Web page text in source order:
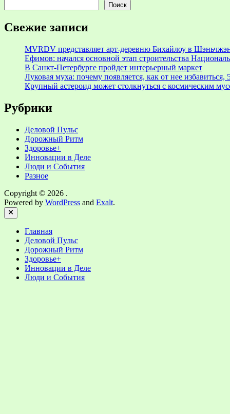
Поиск
Свежие записи
MVRDV представляет арт-деревню Бихайлоу в
Ефимов: начался основной этап строительства
В Санкт-Петербурге пройдет интерьерный маркет
Луковая муха: почему появляется, как от нее избавиться,
Крупный астероид может столкнуться с космическим
Рубрики
Деловой Пульс
Дорожный Ритм
Здоровье+
Инновации в Деле
Люди и События
Разное
Copyright © 2026 .
Powered by WordPress and Exalt.
Close
Главная
Деловой Пульс
Дорожный Ритм
Здоровье+
Инновации в Деле
Люди и События